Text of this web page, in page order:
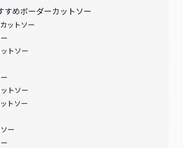
すめボーダーカットソー
ットソー
トソー
トソー
トソー
ー